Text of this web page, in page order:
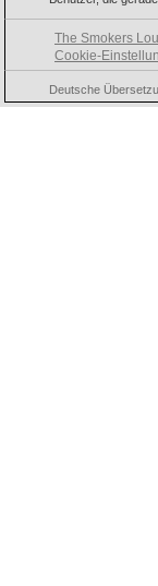
The Smokers
Cookie-
Deutsche